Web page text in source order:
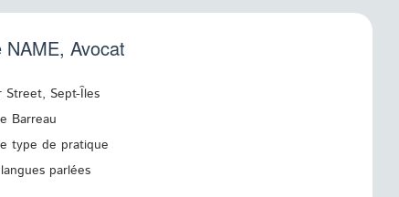
NAME, Avocat
Street, Sept-Îles
Barreau
type de pratique
parlées